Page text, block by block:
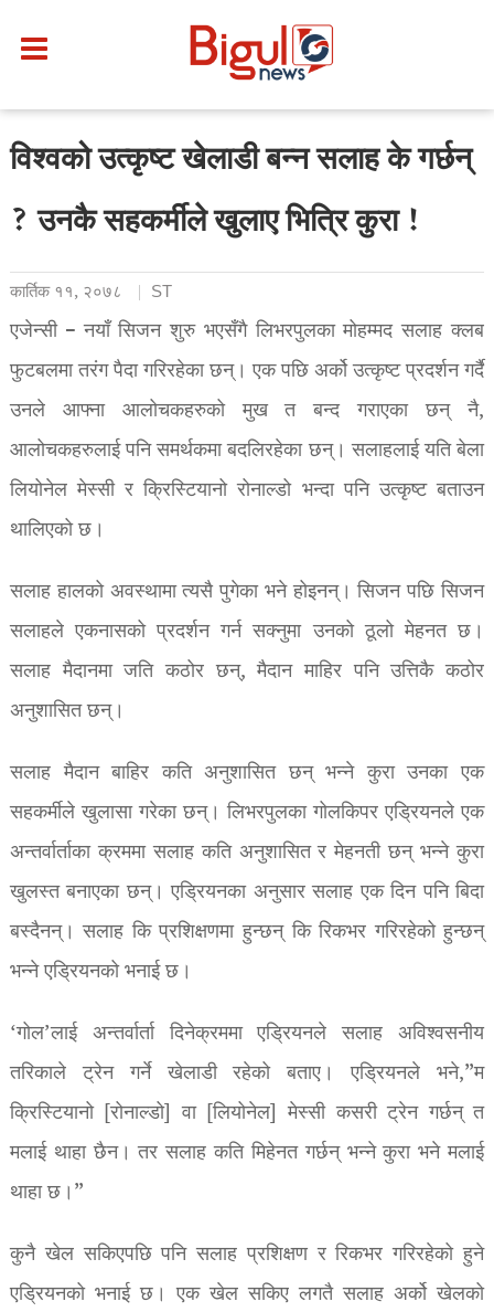
विश्वको उत्कृष्ट खेलाडी बन्न सलाह के गर्छन्
? उनकै सहकर्मीले खुलाए भित्रि कुरा !
कार्तिक ११, २०७८ ST
एजेन्सी – नयाँ सिजन शुरु भएसँगै लिभरपुलका मोहम्मद सलाह क्लब
फुटबलमा तरंग पैदा गरिरहेका छन्। एक पछि अर्को उत्कृष्ट प्रदर्शन गर्दै
उनले आफ्ना आलोचकहरुको मुख त बन्द गराएका छन् नै,
आलोचकहरुलाई पनि समर्थकमा बदलिरहेका छन्। सलाहलाई यति बेला
लियोनेल मेस्सी र क्रिस्टियानो रोनाल्डो भन्दा पनि उत्कृष्ट बताउन
थालिएको छ।
सलाह हालको अवस्थामा त्यसै पुगेका भने होइनन्। सिजन पछि सिजन
सलाहले एकनासको प्रदर्शन गर्न सक्नुमा उनको ठूलो मेहनत छ।
सलाह मैदानमा जति कठोर छन्, मैदान माहिर पनि उत्तिकै कठोर
अनुशासित छन्।
सलाह मैदान बाहिर कति अनुशासित छन् भन्ने कुरा उनका एक
सहकर्मीले खुलासा गरेका छन्। लिभरपुलका गोलकिपर एड्रियनले एक
अन्तर्वार्ताका क्रममा सलाह कति अनुशासित र मेहनती छन् भन्ने कुरा
खुलस्त बनाएका छन्। एड्रियनका अनुसार सलाह एक दिन पनि बिदा
बस्दैनन्। सलाह कि प्रशिक्षणमा हुन्छन् कि रिकभर गरिरहेको हुन्छन्
भन्ने एड्रियनको भनाई छ।
‘गोल’लाई अन्तर्वार्ता दिनेक्रममा एड्रियनले सलाह अविश्वसनीय
तरिकाले ट्रेन गर्ने खेलाडी रहेको बताए। एड्रियनले भने,”म
क्रिस्टियानो [रोनाल्डो] वा [लियोनेल] मेस्सी कसरी ट्रेन गर्छन् त
मलाई थाहा छैन। तर सलाह कति मिहेनत गर्छन् भन्ने कुरा भने मलाई
थाहा छ।”
कुनै खेल सकिएपछि पनि सलाह प्रशिक्षण र रिकभर गरिरहेको हुने
एड्रियनको भनाई छ। एक खेल सकिए लगतै सलाह अर्को खेलको